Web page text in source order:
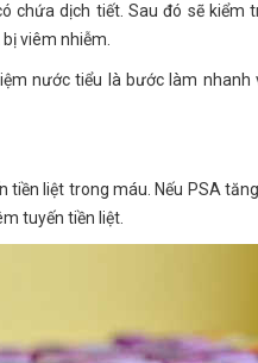
chứa dịch tiết. Sau đó sẽ kiểm
viêm nhiễm.
nước tiểu là bước làm nhanh
tiền liệt trong máu. Nếu PSA
tuyến tiền liệt.